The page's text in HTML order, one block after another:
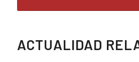
ACTUALIDAD